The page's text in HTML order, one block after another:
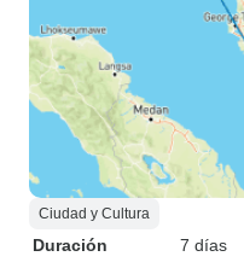
Ciudad y Cultura
Duración
7 días